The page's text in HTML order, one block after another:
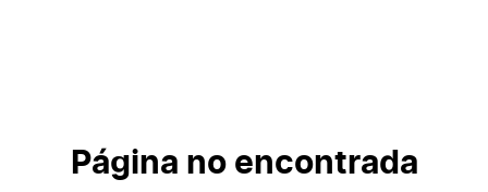
Página no encontrada